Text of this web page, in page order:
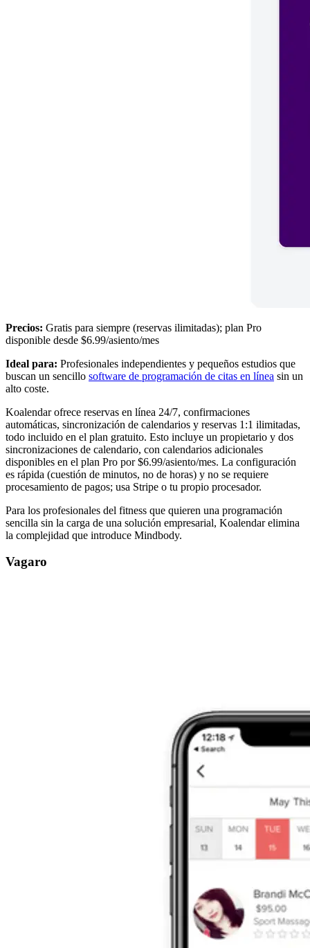
Precios: Gratis para siempre (reservas ilimitadas); plan Pro
disponible desde $6.99/asiento/mes
Ideal para: Profesionales independientes y pequeños estudios que
buscan un sencillo software de programación de citas en línea sin un
alto coste.
Koalendar ofrece reservas en línea 24/7, confirmaciones
automáticas, sincronización de calendarios y reservas 1:1 ilimitadas,
todo incluido en el plan gratuito. Esto incluye un propietario y dos
sincronizaciones de calendario, con calendarios adicionales
disponibles en el plan Pro por $6.99/asiento/mes. La configuración
es rápida (cuestión de minutos, no de horas) y no se requiere
procesamiento de pagos; usa Stripe o tu propio procesador.
Para los profesionales del fitness que quieren una programación
sencilla sin la carga de una solución empresarial, Koalendar elimina
la complejidad que introduce Mindbody.
Vagaro